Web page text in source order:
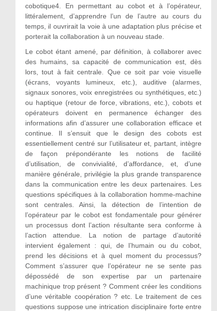
cobotique4. En permettant au cobot et à l’opérateur,
littéralement, d’apprendre l’un de l’autre au cours du
temps, il ouvrirait la voie à une adaptation plus précise et
porterait la collaboration à un nouveau stade.
Le cobot étant amené, par définition, à collaborer avec
des humains, sa capacité de communication est, dès
lors, tout à fait centrale. Que ce soit par voie visuelle
(écrans, voyants lumineux, etc.), auditive (alarmes,
signaux sonores, voix enregistrées ou synthétiques, etc.)
ou haptique (retour de force, vibrations, etc.), cobots et
opérateurs doivent en permanence échanger des
informations afin d’assurer une collaboration efficace et
continue. Il s’ensuit que le design des cobots est
essentiellement centré sur l’utilisateur et, partant, intègre
de façon prépondérante les notions de facilité
d’utilisation, de convivialité, d’affordance, et, d’une
manière générale, privilégie la plus grande transparence
dans la communication entre les deux partenaires. Les
questions spécifiques à la collaboration homme-machine
sont centrales. Ainsi, la détection de l’intention de
l’opérateur par le cobot est fondamentale pour générer
un processus dont l’action résultante sera conforme à
l’action attendue. La notion de partage d’autorité
intervient également : qui, de l’humain ou du cobot,
prend les décisions et à quel moment du processus?
Comment s’assurer que l’opérateur ne se sente pas
dépossédé de son expertise par un partenaire
machinique trop présent ? Comment créer les conditions
d’une véritable coopération ? etc. Le traitement de ces
questions suppose une intrication disciplinaire forte entre